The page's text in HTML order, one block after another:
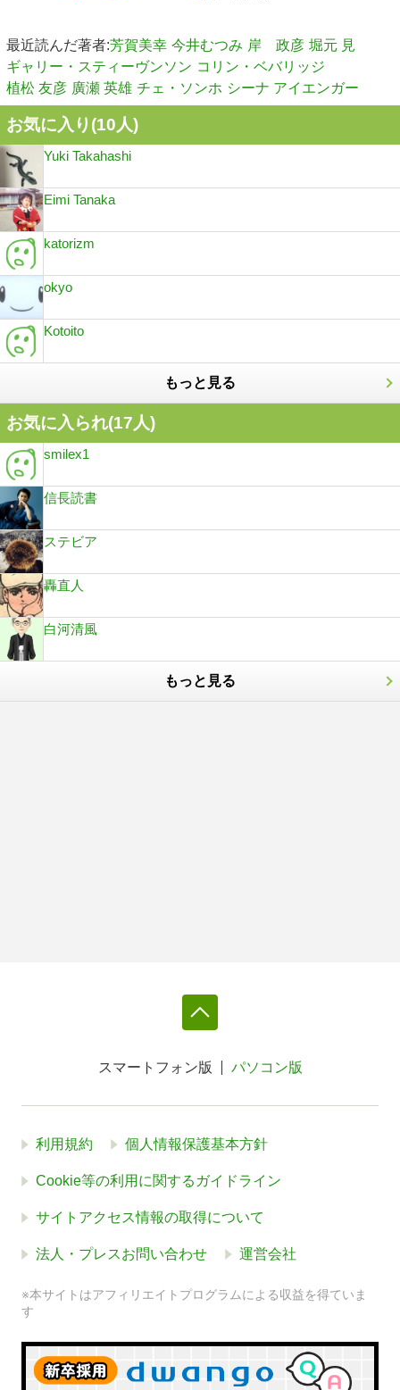
最近読んだ著者:芳賀美幸 今井むつみ 岸 政彦 堀元 見
ギャリー・スティーヴンソン コリン・ベバリッジ
植松 友彦 廣瀬 英雄 チェ・ソンホ シーナ アイエンガー
お気に入り(10人)
Yuki Takahashi
Eimi Tanaka
katorizm
okyo
Kotoito
もっと見る
お気に入られ(17人)
smilex1
信長読書
ステビア
轟直人
白河清風
もっと見る
スマートフォン版 パソコン版
利用規約 個人情報保護基本方針
Cookie等の利用に関するガイドライン
サイトアクセス情報の取得について
法人・プレスお問い合わせ 運営会社
※本サイトはアフィリエイトプログラムによる収益を得ていま
す